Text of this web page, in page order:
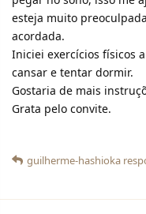
esteja muito
acordada.
Iniciei exercícios físicos
cansar e tentar dormir.
Gostaria de mais
Grata pelo convite.
guilherme-hashioka